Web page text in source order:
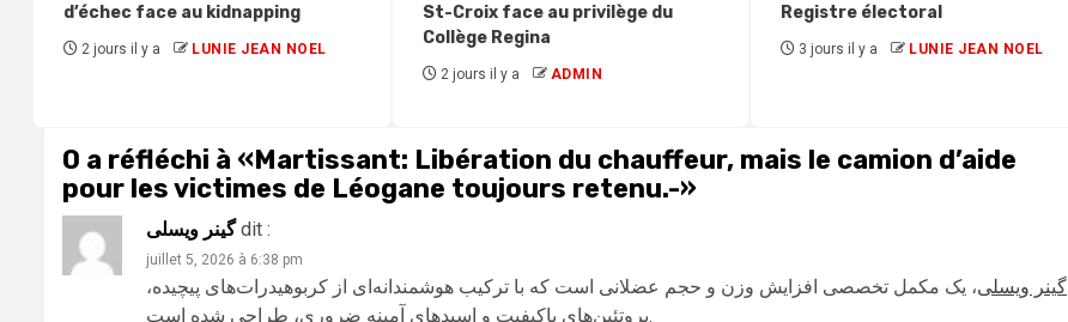
d’échec face au kidnapping
2 jours il y a LUNIE JEAN NOEL
St-Croix face au privilège du
Collège Regina
2 jours il y a ADMIN
Registre électoral
3 jours il y a LUNIE JEAN NOEL
0 a réfléchi à «Martissant: Libération du chauffeur, mais le camion d’aide
pour les victimes de Léogane toujours retenu.-»
گینر ویسلی dit :
juillet 5, 2026 à 6:38 pm
گینر ویسلی، یک مکمل تخصصی افزایش وزن و حجم عضلانی است که با ترکیب هوشمندانه‌ای از کربوهیدرات‌های پیچیده،
پروتئین‌های باکیفیت و اسیدهای آمینه ضروری، طراحی شده است.